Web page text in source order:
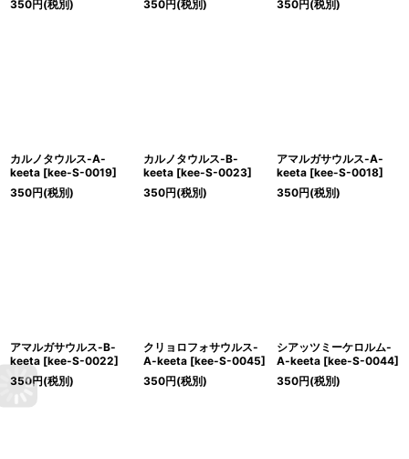
350円(税別)
350円(税別)
350円(税別)
カルノタウルス-A-
keeta [kee-S-0019]
350円(税別)
カルノタウルス-B-
keeta [kee-S-0023]
350円(税別)
アマルガサウルス-A-
keeta [kee-S-0018]
350円(税別)
アマルガサウルス-B-
keeta [kee-S-0022]
350円(税別)
クリョロフォサウルス-
A-keeta [kee-S-0045]
350円(税別)
シアッツミーケロルム-
A-keeta [kee-S-0044]
350円(税別)